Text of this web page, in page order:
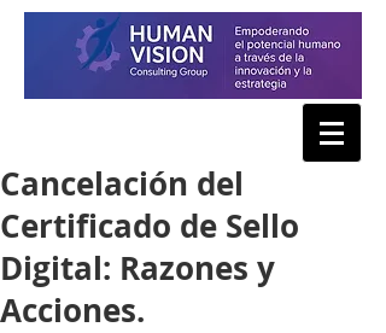
Cancelación del
Certificado de Sello
Digital: Razones y
Acciones.